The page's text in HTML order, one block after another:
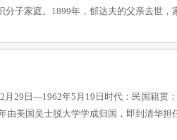
分子家庭。1899年，郁达夫的父亲去世
月29日—1962年5月19日时代：民国籍贯
由美国吴士脱大学学成归国，即到清华